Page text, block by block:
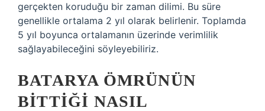
gerçekten koruduğu bir zaman dilimi. Bu süre
genellikle ortalama 2 yıl olarak belirlenir. Toplamda
5 yıl boyunca ortalamanın üzerinde verimlilik
sağlayabileceğini söyleyebiliriz.
BATARYA ÖMRÜNÜN
BITTIĞI NASIL